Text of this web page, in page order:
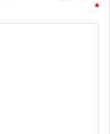
*